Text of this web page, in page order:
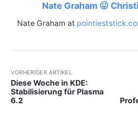
Nate Graham 😛
Nate Graham at
VORHERIGER ARTIKEL
Diese Woche in KDE:
Stabilisierung für Plasma
6.2